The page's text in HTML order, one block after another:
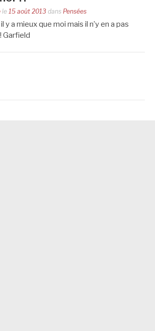
le 15 août 2013 dans Pensées
y a mieux que moi mais il n’y en a pas
Garfield